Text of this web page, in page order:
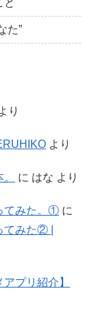
と
た”
り
より
に はな より
てみた。① に
てみた② |
プリ紹介】